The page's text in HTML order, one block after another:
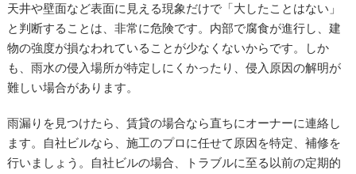
天井や壁面など表面に見える現象だけで「大したことはない」
と判断することは、非常に危険です。内部で腐食が進行し、建
物の強度が損なわれていることが少なくないからです。しか
も、雨水の侵入場所が特定しにくかったり、侵入原因の解明が
難しい場合があります。
雨漏りを見つけたら、賃貸の場合なら直ちにオーナーに連絡し
ます。自社ビルなら、施工のプロに任せて原因を特定、補修を
行いましょう。自社ビルの場合、トラブルに至る以前の定期的